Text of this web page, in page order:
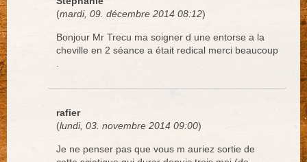
(mardi, 09. décembre 2014 08:12)
Bonjour Mr Trecu ma soigner d une entorse a la
cheville en 2 séance a était redical merci beaucoup
rafier
(lundi, 03. novembre 2014 09:00)
Je ne penser pas que vous m auriez sortie de